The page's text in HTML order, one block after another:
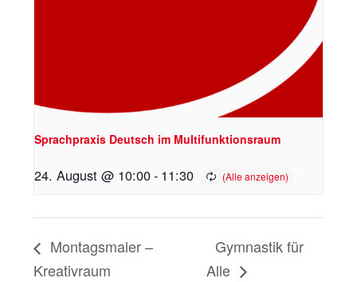
Sprachpraxis Deutsch im Multifunktionsraum
24. August @ 10:00- 11:30
Montagsmaler –
Kreativraum
Gymnastik für
Alle